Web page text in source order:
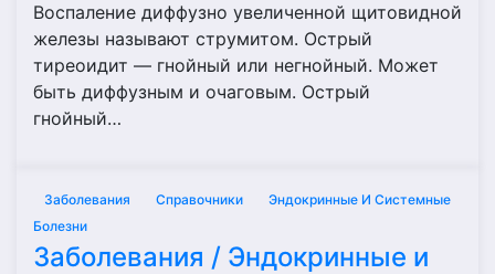
Воспаление диффузно увеличенной щитовидной
железы называют струмитом. Острый
тиреоидит — гнойный или негнойный. Может
быть диффузным и очаговым. Острый
гнойный…
Заболевания Справочники
Эндокринные И Системные
Болезни
Заболевания / Эндокринные и